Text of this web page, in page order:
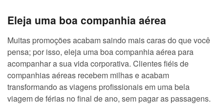
Eleja uma boa companhia aérea
Muitas promoções acabam saindo mais caras do que você
pensa; por isso, eleja uma boa companhia aérea para
acompanhar a sua vida corporativa. Clientes fiéis de
companhias aéreas recebem milhas e acabam
transformando as viagens profissionais em uma bela
viagem de férias no final de ano, sem pagar as passagens.